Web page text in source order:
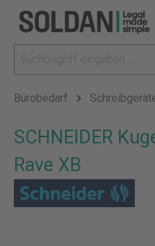
Bürobedarf
SCHNEIDER
Rave XB